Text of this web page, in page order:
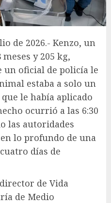
de 2026.- Kenzo, un
y 205 kg,
un oficial de policía le
estaba a solo un
le había aplicado
ocurrió a las 6:30
las autoridades
lo profundo de una
días de
de Vida
de Medio